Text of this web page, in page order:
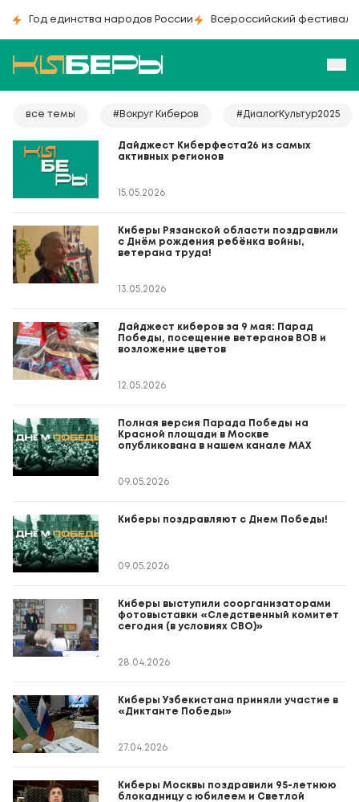
Год единства народов России Всероссийский фестиваль
все темы #Вокруг Киберов #ДиалогКультур2025
Дайджест Киберфеста26 из самых
активных регионов
15.05.2026
Киберы Рязанской области поздравили
с Днём рождения ребёнка войны,
ветерана труда!
13.05.2026
Дайджест киберов за 9 мая: Парад
Победы, посещение ветеранов ВОВ и
возложение цветов
12.05.2026
Полная версия Парада Победы на
Красной площади в Москве
опубликована в нашем канале MAX
09.05.2026
Киберы поздравляют с Днем Победы!
09.05.2026
Киберы выступили соорганизаторами
фотовыставки «Следственный комитет
сегодня (в условиях СВО)»
28.04.2026
Киберы Узбекистана приняли участие в
«Диктанте Победы»
27.04.2026
Киберы Москвы поздравили 95-летнюю
блокадницу с юбилеем и Светлой